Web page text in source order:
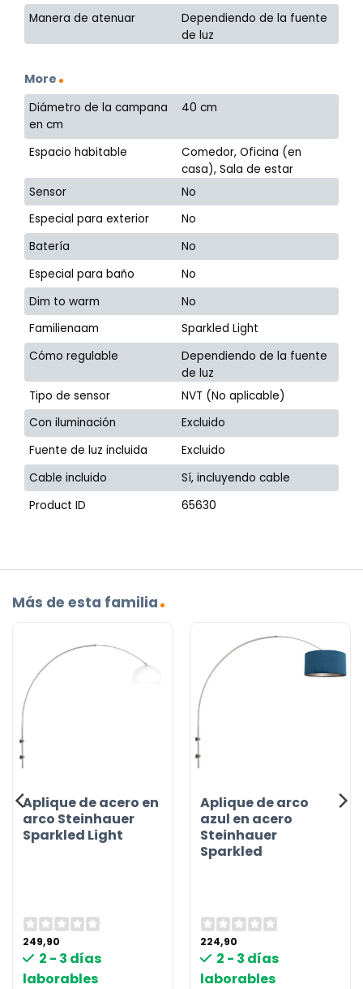
Manera de atenuar
Dependiendo de la fuente
de luz
More
Diámetro de la campana
en cm
40 cm
Espacio habitable
Comedor, Oficina (en
casa), Sala de estar
Sensor
No
Especial para exterior
No
Batería
No
Especial para baño
No
Dim to warm
No
Familienaam
Sparkled Light
Cómo regulable
Dependiendo de la fuente
de luz
Tipo de sensor
NVT (No aplicable)
Con iluminación
Excluido
Fuente de luz incluida
Excluido
Cable incluido
Sí, incluyendo cable
Product ID
65630
Más de esta familia
Aplique de acero en
arco Steinhauer
Sparkled Light
249,90
2 - 3 días
laborables
Aplique de arco
azul en acero
Steinhauer
Sparkled
224,90
2 - 3 días
laborables